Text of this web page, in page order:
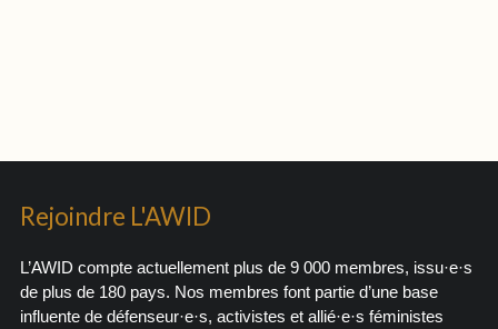
Rejoindre L'AWID
L’AWID compte actuellement plus de 9 000 membres, issu·e·s
de plus de 180 pays. Nos membres font partie d’une base
influente de défenseur·e·s, activistes et allié·e·s féministes